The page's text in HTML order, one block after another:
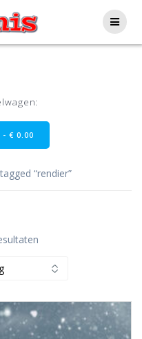
- € 0.00
“rendier”